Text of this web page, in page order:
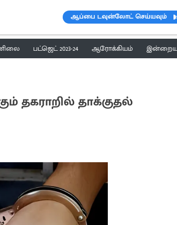
ஆப்பை டவுன்லோட் செய்யவும்
பட்ஜெட் 2023-24 ஆரோக்கியம் இன்றைய
தகராறில் தாக்குதல்